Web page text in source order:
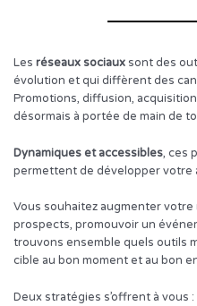
Les réseaux sociaux sont des
évolution et qui diffèrent des
Promotions, diffusion,
désormais à portée de main de
Dynamiques et accessibles, ces
permettent de développer votre
Vous souhaitez augmenter votre
prospects, promouvoir un
trouvons ensemble quels outils
cible au bon moment et au bon
Deux stratégies s’offrent à vous :